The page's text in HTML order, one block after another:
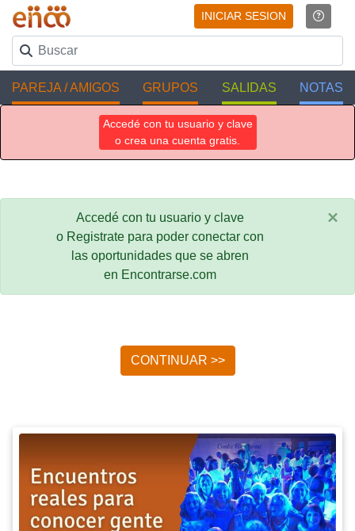
INICIAR SESION
PAREJA / AMIGOS GRUPOS SALIDAS NOTAS
Accedé con tu usuario y clave
o crea una cuenta gratis.
Accedé con tu usuario y clave
o Registrate para poder conectar con
las oportunidades que se abren
en Encontrarse.com
×
CONTINUAR >>